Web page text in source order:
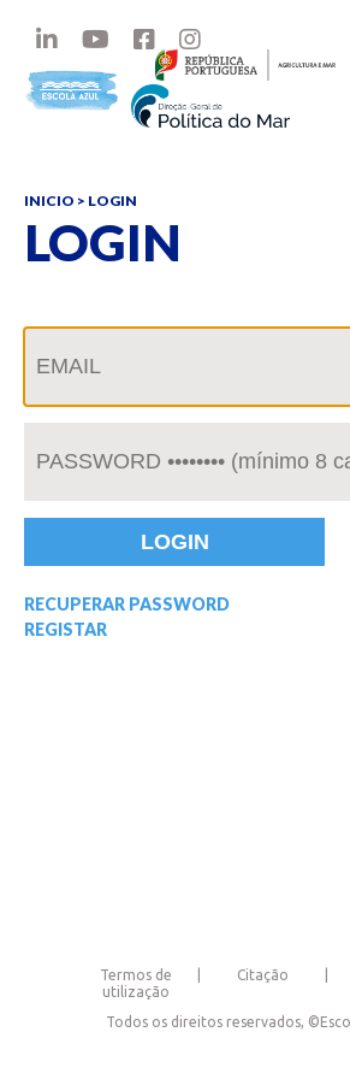
INICIO > LOGIN
LOGIN
RECUPERAR PASSWORD
REGISTAR
Termos de
utilização
Citação
Todos os direitos reservados,